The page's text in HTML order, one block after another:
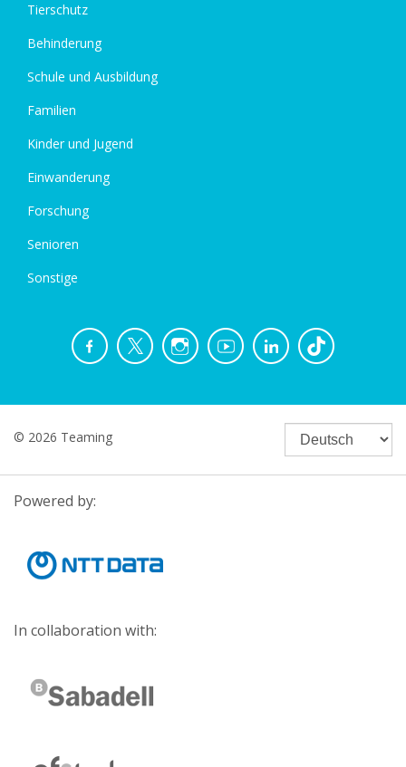
Tierschutz
Behinderung
Schule und Ausbildung
Familien
Kinder und Jugend
Einwanderung
Forschung
Senioren
Sonstige
© 2026 Teaming
Powered by:
In collaboration with: